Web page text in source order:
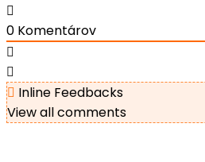
0 Komentárov
Inline Feedbacks
View all comments